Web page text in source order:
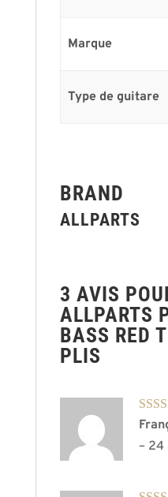
Marque
Type de guitare
BRAND
ALLPARTS
3 AVIS
ALLPARTS
BASS RED
PLIS
Note
– 24